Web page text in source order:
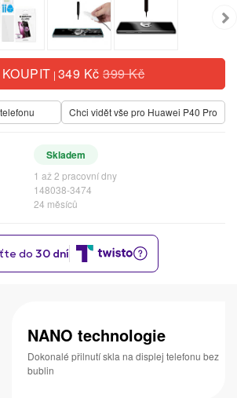
KOUPIT | 349 Kč399 Kč
Chci vidět vše pro Huawei P40 Pro
Skladem
1 až 2 pracovní dny
148038-3474
24 měsíců
NANO technologie
Dokonalé přilnutí skla na displej telefonu bez
bublin